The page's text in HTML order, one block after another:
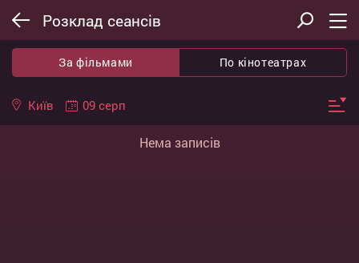
Розклад сеансів
За фільмами По кінотеатрах
Київ 09 серп
Нема записів